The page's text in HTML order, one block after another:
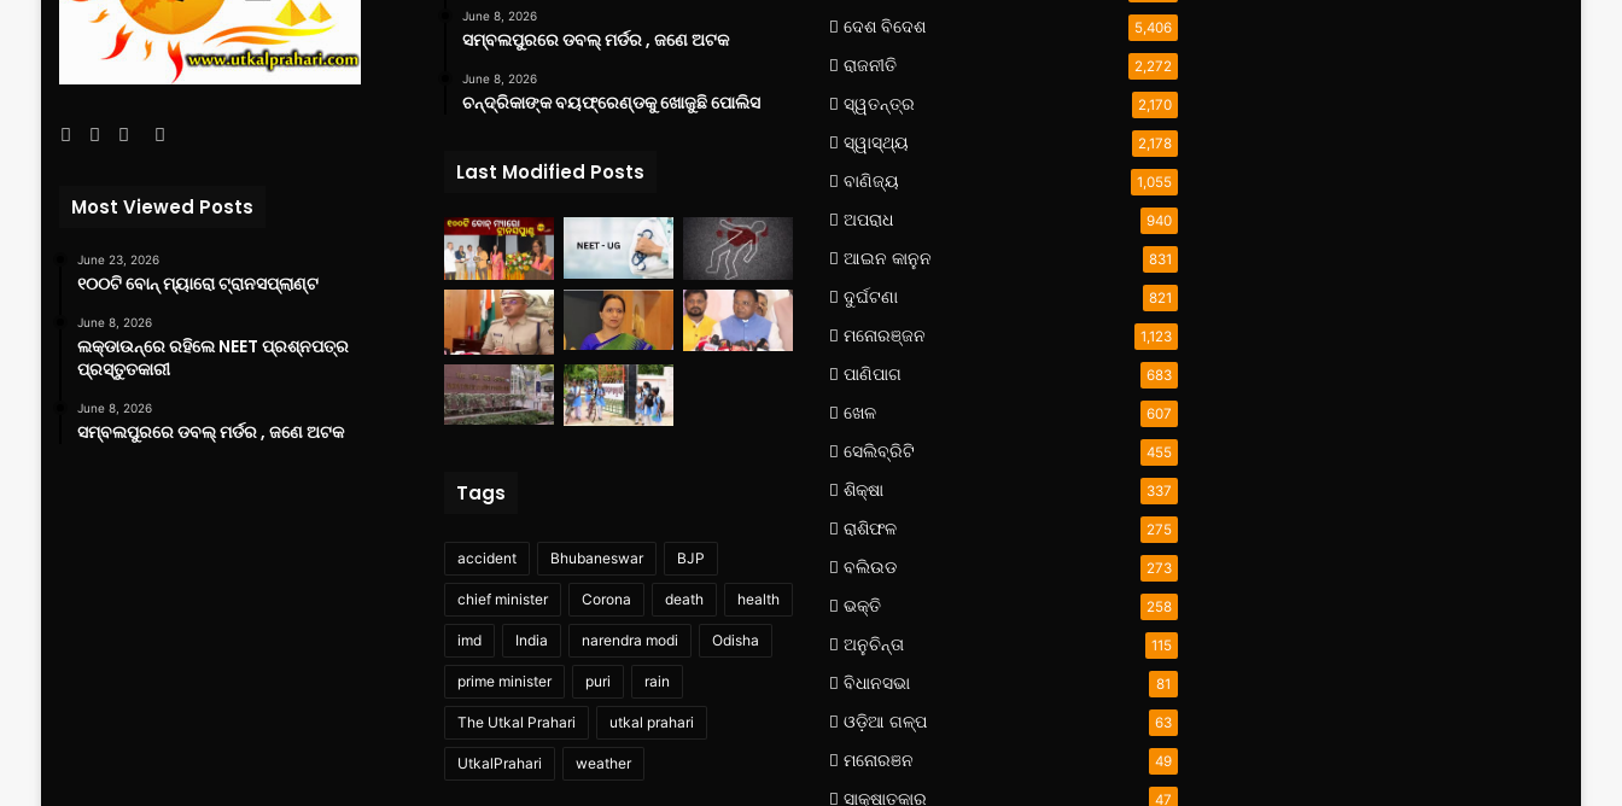
Facebook
TwitterYouTube
Most Viewed Posts
June 23, 2026
୧୦୦ଟି ବୋନ୍ ମ୍ୟାରୋ ଟ୍ରାନସପ୍ଲାଣ୍ଟ
June 8, 2026
ଲକ୍‌ଡାଉନ୍‌ରେ ରହିଲେ NEET ପ୍ରଶ୍ନପତ୍ର
ପ୍ରସ୍ତୁତକାରୀ
June 8, 2026
ସମ୍ବଲପୁରରେ ଡବଲ୍ ମର୍ଡର , ଜଣେ ଅଟକ
June 8, 2026
ସମ୍ବଲପୁରରେ ଡବଲ୍ ମର୍ଡର , ଜଣେ ଅଟକ
June 8, 2026
ଚନ୍ଦ୍ରିକାଙ୍କ ବୟଫ୍ରେଣ୍ଡକୁ ଖୋଜୁଛି ପୋଲିସ
Last Modified Posts
Tags
accident Bhubaneswar BJP
chief minister Corona death health
imd India narendra modi Odisha
prime minister puri rain
The Utkal Prahari utkal prahari
UtkalPrahari weather
ଦେଶ ବିଦେଶ 5,406
ରାଜନୀତି 2,272
ସ୍ୱତନ୍ତ୍ର 2,170
ସ୍ୱାସ୍ଥ୍ୟ 2,178
ବାଣିଜ୍ୟ 1,055
ଅପରାଧ 940
ଆଇନ କାନୁନ 831
ଦୁର୍ଘଟଣା 821
ମନୋରଞ୍ଜନ 1,123
ପାଣିପାଗ 683
ଖେଳ 607
ସେଲିବ୍ରିଟି 455
ଶିକ୍ଷା 337
ରାଶିଫଳ 275
ବଲିଉଡ 273
ଭକ୍ତି 258
ଅନୁଚିନ୍ତା 115
ବିଧାନସଭା 81
ଓଡ଼ିଆ ଗଳ୍ପ 63
ମନୋରଞନ 49
ସାକ୍ଷାତକାର 47